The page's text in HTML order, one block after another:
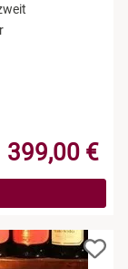
399,00 €